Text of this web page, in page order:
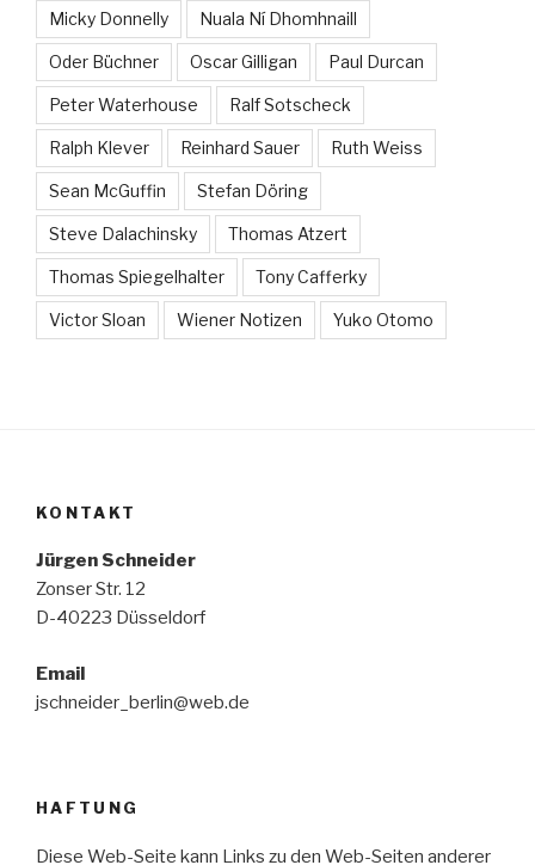
Micky Donnelly Nuala Ní Dhomhnaill
Oder Büchner Oscar Gilligan Paul Durcan
Peter Waterhouse Ralf Sotscheck
Ralph Klever Reinhard Sauer Ruth Weiss
Sean McGuffin Stefan Döring
Steve Dalachinsky Thomas Atzert
Thomas Spiegelhalter Tony Cafferky
Victor Sloan Wiener Notizen Yuko Otomo
KONTAKT
Jürgen Schneider
Zonser Str. 12
D-40223 Düsseldorf
Email
jschneider_berlin@web.de
HAFTUNG
Diese Web-Seite kann Links zu den Web-Seiten anderer